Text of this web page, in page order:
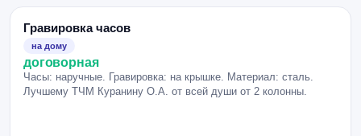
Гравировка часов
на дому
договорная
Часы: наручные. Гравировка: на крышке. Материал: сталь.
Лучшему ТЧМ Куранину О.А. от всей души от 2 колонны.